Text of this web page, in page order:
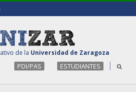
de la Universidad de Zaragoza
PDI/PAS ESTUDIANTES